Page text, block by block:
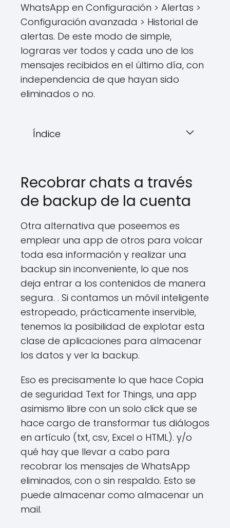
WhatsApp en Configuración > Alertas >
Configuración avanzada > Historial de
alertas. De este modo de simple,
lograras ver todos y cada uno de los
mensajes recibidos en el último día, con
independencia de que hayan sido
eliminados o no.
Índice
Recobrar chats a través
de backup de la cuenta
Otra alternativa que poseemos es
emplear una app de otros para volcar
toda esa información y realizar una
backup sin inconveniente, lo que nos
deja entrar a los contenidos de manera
segura. . Si contamos un móvil inteligente
estropeado, prácticamente inservible,
tenemos la posibilidad de explotar esta
clase de aplicaciones para almacenar
los datos y ver la backup.
Eso es precisamente lo que hace Copia
de seguridad Text for Things, una app
asimismo libre con un solo click que se
hace cargo de transformar tus diálogos
en artículo (txt, csv, Excel o HTML). y/o
qué hay que llevar a cabo para
recobrar los mensajes de WhatsApp
eliminados, con o sin respaldo. Esto se
puede almacenar como almacenar un
mail.